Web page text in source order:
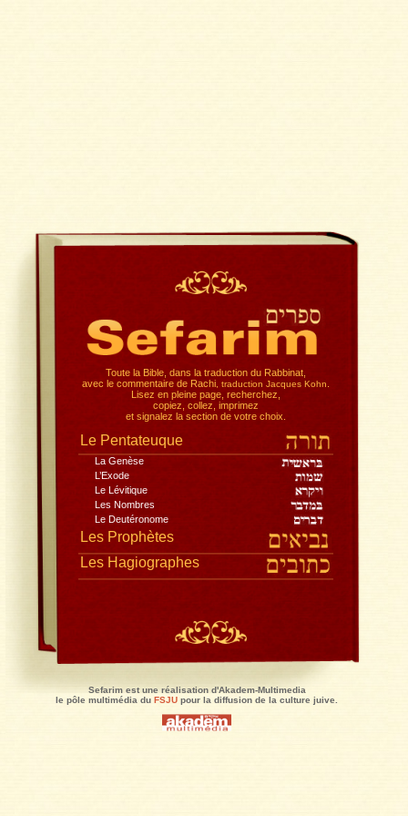
Toute la Bible, dans la traduction du Rabbinat,
avec le commentaire de Rachi
, traduction Jacques Kohn
Lisez en pleine page, recherchez,
copiez, collez, imprimez
et signalez la section de votre choix.
Le Pentateuque
La Genèse
Les Nombres
Les Hagiographes